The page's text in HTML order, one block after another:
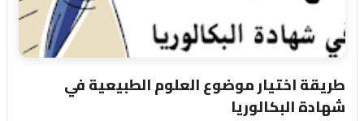
طريقة اختيار موضوع العلوم الطبيعية في
شهادة البكالوريا